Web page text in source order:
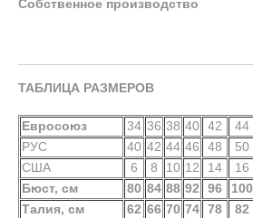
Собственное производство
ТАБЛИЦА РАЗМЕРОВ
Евросоюз 34 36 38 40 42 44
РУС
40 42 44 46 48 50
США
6 8 10 12 14 16
Бюст, см
80 84 88 92 96 100
Талия, см
62 66 70 74 78 82